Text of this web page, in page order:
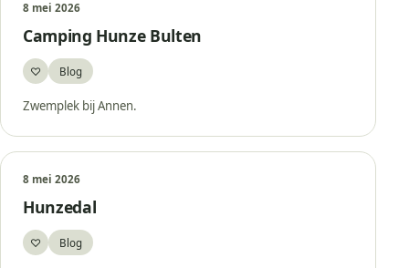
8 mei 2026
Camping Hunze Bulten
♡Bewaar
Blog
Zwemplek bij Annen.
8 mei 2026
Hunzedal
♡Bewaar
Blog